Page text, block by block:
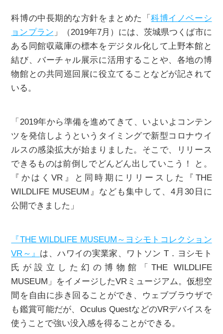
科博の中長期的な方針をまとめた「科博イノベーシ
ョンプラン 」（2019年7月）には、茨城県つくば市に
ある同館収蔵庫の標本をデジタル化して上野本館と
結び、バーチャル展示に活用することや、各地の博
物館との共同巡回展に役立てることなどが記されて
いる。
「2019年から準備を進めてきて、いよいよコンテン
ツを発信しようというタイミングで新型コロナウイ
ルスの感染拡大が始まりました。そこで、リリース
できるものは前倒しでどんどん出していこう！ と。
『かはくVR』と同時期にリリースした『THE
WILDLIFE MUSEUM』なども集中して、4月30日に
公開できました」
『THE WILDLIFE MUSEUM～ヨシモトコレクション
VR～』 は、ハワイの実業家、ワトソン T．ヨシモト
氏が設立した幻の博物館「THE WILDLIFE
MUSEUM」をイメージしたVRミュージアム。仮想空
間を自由に歩き回ることができ、ウェブブラウザで
も鑑賞可能だが、Oculus QuestなどのVRデバイスを
使うことで強い没入感を得ることができる。